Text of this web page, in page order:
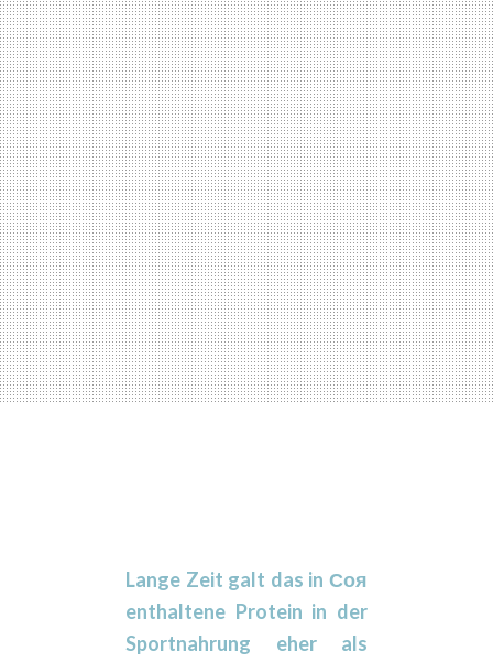
Lange Zeit galt das in Соя
enthaltene Protein in der
Sportnahrung eher als